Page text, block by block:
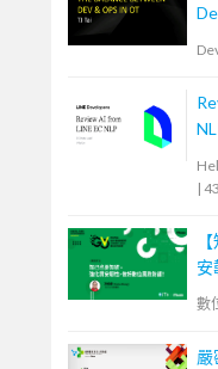
|
安
護
數
嚴